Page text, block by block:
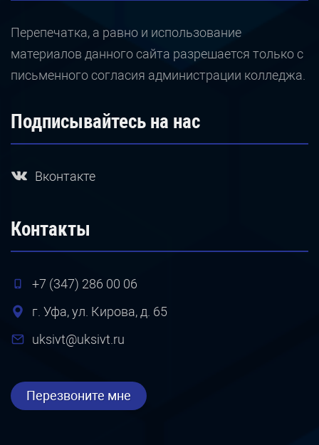
Перепечатка, а равно и использование
материалов данного сайта разрешается только с
письменного согласия администрации колледжа.
Подписывайтесь на нас
Вконтакте
Контакты
+7 (347) 286 00 06
г. Уфа, ул. Кирова, д. 65
uksivt@uksivt.ru
Перезвоните мне